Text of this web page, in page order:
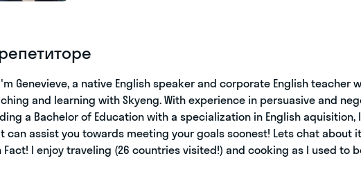
Genevieve, a native English speaker and corporate English teacher
and learning with Skyeng. With experience in persuasive and
a Bachelor of Education with a specialization in English
can assist you towards meeting your goals soonest! Lets chat about
Fact! I enjoy traveling (26 countries visited!) and cooking as I used to